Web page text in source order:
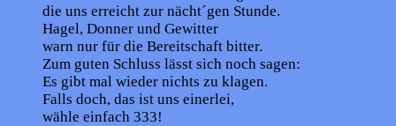
die uns erreicht zur nächt´gen Stunde.
Hagel, Donner und Gewitter
warn nur für die Bereitschaft bitter.
Zum guten Schluss lässt sich noch sagen:
Es gibt mal wieder nichts zu klagen.
Falls doch, das ist uns einerlei,
wähle einfach 333!